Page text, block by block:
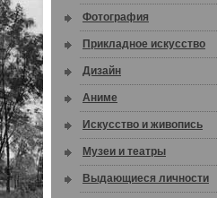
Фотография
Прикладное искусство
Дизайн
Аниме
Искусство и живопись
Музеи и театры
Выдающиеся личности